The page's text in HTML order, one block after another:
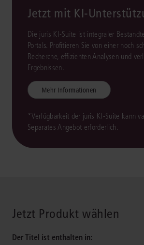
Jetzt mit KI-
Die juris KI-Suite ist integraler
Portals. Profitieren Sie von einer noch
Recherche, effizienten Analysen und
Ergebnissen.
Mehr Informationen
*Verfügbarkeit der juris KI-Suite kann
Separates Angebot erforderlich.
Jetzt Produkt wählen
Der Titel ist enthalten in: